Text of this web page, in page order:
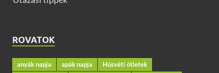
ROVATOK
anyák napja apák napja
Húsvéti ötletek